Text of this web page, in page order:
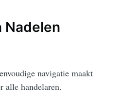
Nadelen
navigatie maakt
alle handelaren.